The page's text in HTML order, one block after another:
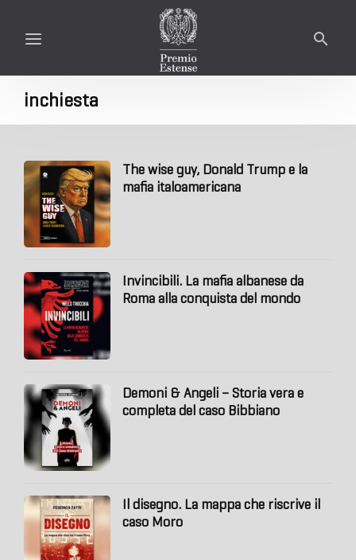
inchiesta
The wise guy, Donald Trump e la
mafia italoamericana
Invincibili. La mafia albanese da
Roma alla conquista del mondo
Demoni & Angeli – Storia vera e
completa del caso Bibbiano
Il disegno. La mappa che riscrive il
caso Moro